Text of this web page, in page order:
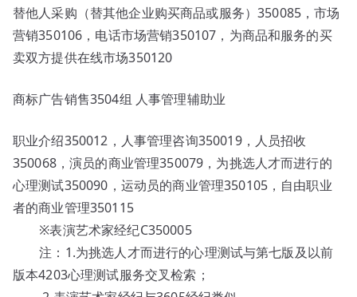
替他人采购（替其他企业购买商品或服务）350085，市场
营销350106，电话市场营销350107，为商品和服务的买
卖双方提供在线市场350120
商标广告销售3504组 人事管理辅助业
职业介绍350012，人事管理咨询350019，人员招收
350068，演员的商业管理350079，为挑选人才而进行的
心理测试350090，运动员的商业管理350105，自由职业
者的商业管理350115
※表演艺术家经纪C350005
注：1.为挑选人才而进行的心理测试与第七版及以前
版本4203心理测试服务交叉检索；